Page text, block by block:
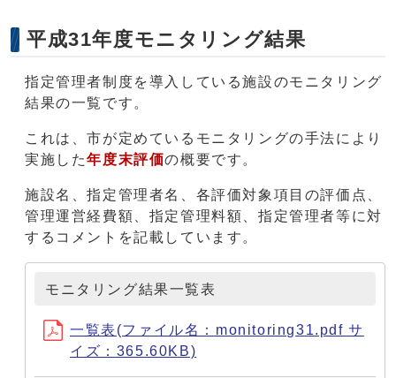
平成31年度モニタリング結果
指定管理者制度を導入している施設のモニタリング
結果の一覧です。
これは、市が定めているモニタリングの手法により
実施した年度末評価の概要です。
施設名、指定管理者名、各評価対象項目の評価点、
管理運営経費額、指定管理料額、指定管理者等に対
するコメントを記載しています。
モニタリング結果一覧表
一覧表(ファイル名：monitoring31.pdf サ
イズ：365.60KB)